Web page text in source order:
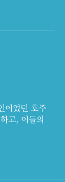
이었던 호주
고, 이들의